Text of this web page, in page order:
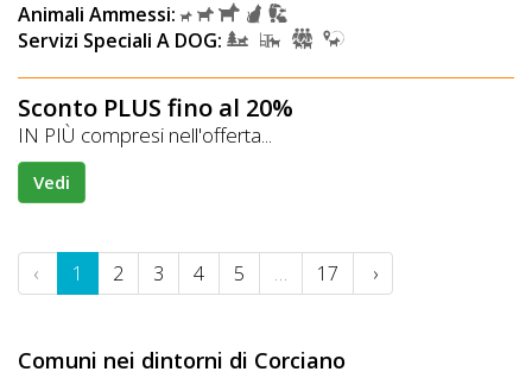
Animali Ammessi:
Servizi Speciali A DOG:
Sconto PLUS fino al 20%
IN PIÙ compresi nell'offerta...
Vedi
‹ 1 2 3 4 5 … 17 ›
Comuni nei dintorni di Corciano